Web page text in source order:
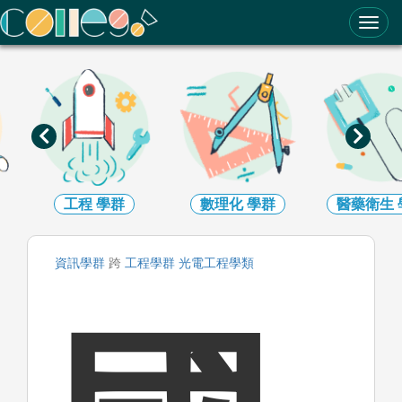
ColleGo! 大學選才與高中育才輔助系統
數理化學群 醫藥衛生學群 生命科學
資訊學群 跨 工程學群 光電工程學類